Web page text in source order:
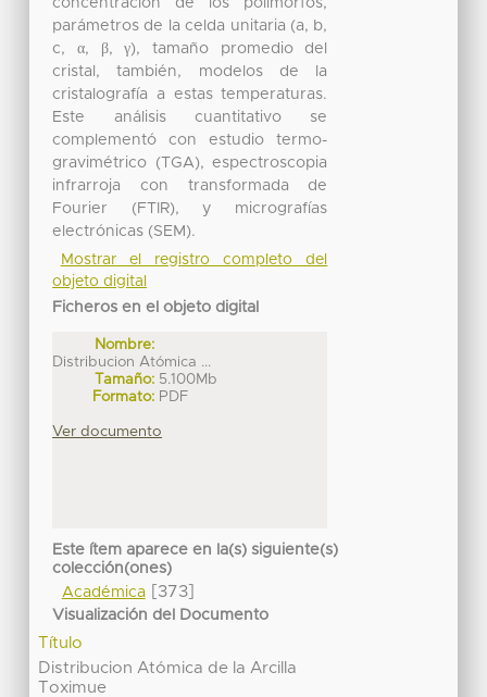
concentración de los polimorfos,
parámetros de la celda unitaria (a, b,
c, α, β, γ), tamaño promedio del
cristal, también, modelos de la
cristalografía a estas temperaturas.
Este análisis cuantitativo se
complementó con estudio termo-
gravimétrico (TGA), espectroscopia
infrarroja con transformada de
Fourier (FTIR), y micrografías
electrónicas (SEM).
Mostrar el registro completo del
objeto digital
Ficheros en el objeto digital
Nombre:
Distribucion Atómica ...
Tamaño: 5.100Mb
Formato: PDF
Ver documento
Este ítem aparece en la(s) siguiente(s)
colección(ones)
Académica[373]
Visualización del Documento
Título
Distribucion Atómica de la Arcilla
Toximue